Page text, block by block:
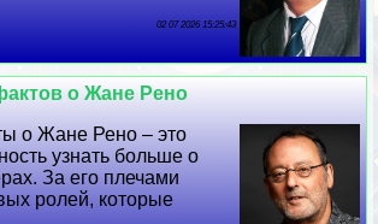
02 07 2026 15:25:43
о Жане Рено
о Жане Рено – это
узнать больше о
За его плечами
ролей, которые